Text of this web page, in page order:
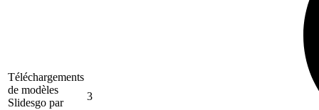
Téléchargements
de modèles
Slidesgo par
3